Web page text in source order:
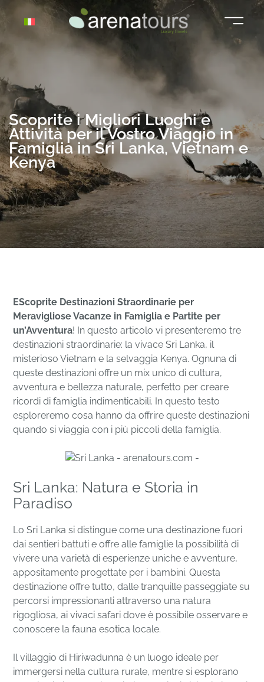
contenuto
Scoprite i Migliori Luoghi e
Attività per il Vostro Viaggio in
Famiglia in Sri Lanka, Vietnam e
Kenya
EScoprite Destinazioni Straordinarie per
Meravigliose Vacanze in Famiglia e Partite per
un’Avventura! In questo articolo vi presenteremo tre
destinazioni straordinarie: la vivace Sri Lanka, il
misterioso Vietnam e la selvaggia Kenya. Ognuna di
queste destinazioni offre un mix unico di cultura,
avventura e bellezza naturale, perfetto per creare
ricordi di famiglia indimenticabili. In questo testo
esploreremo cosa hanno da offrire queste destinazioni
quando si viaggia con i più piccoli della famiglia.
Sri Lanka: Natura e Storia in
Paradiso
Lo Sri Lanka si distingue come una destinazione fuori
dai sentieri battuti e offre alle famiglie la possibilità di
vivere una varietà di esperienze uniche e avventure,
appositamente progettate per i bambini. Questa
destinazione offre tutto, dalle tranquille passeggiate su
percorsi impressionanti attraverso una natura
rigogliosa, ai vivaci safari dove è possibile osservare e
conoscere la fauna esotica locale.
Il villaggio di Hiriwadunna è un luogo ideale per
immergersi nella cultura rurale, mentre si esplorano